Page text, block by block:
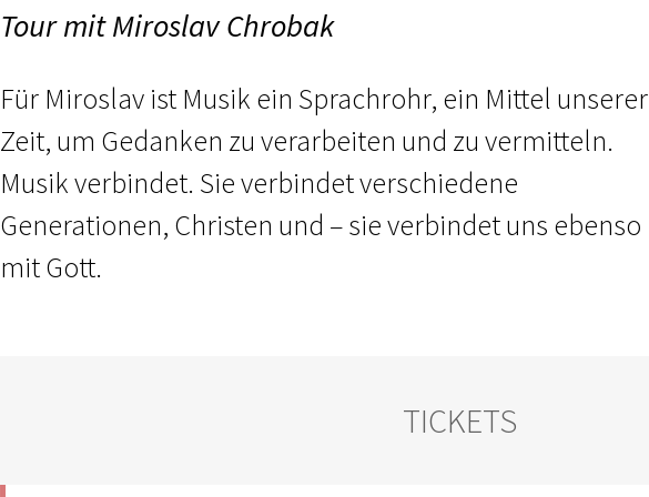
Tour mit Miroslav Chrobak
Für Miroslav ist Musik ein Sprachrohr, ein Mittel unserer
Zeit, um Gedanken zu verarbeiten und zu vermitteln.
Musik verbindet. Sie verbindet verschiedene
Generationen, Christen und – sie verbindet uns ebenso
mit Gott.
TICKETS